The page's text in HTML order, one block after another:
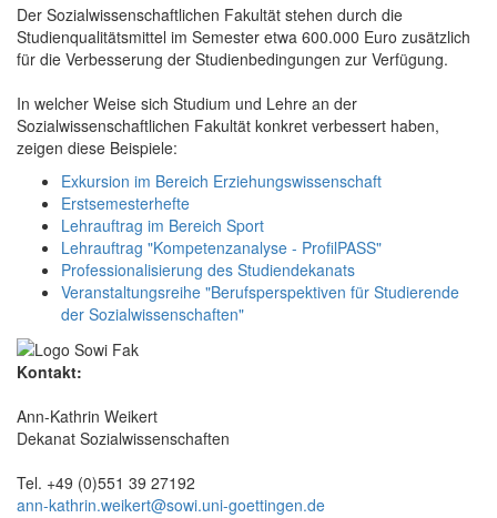
Der Sozialwissenschaftlichen Fakultät stehen durch die
Studienqualitätsmittel im Semester etwa 600.000 Euro zusätzlich
für die Verbesserung der Studienbedingungen zur Verfügung.
In welcher Weise sich Studium und Lehre an der
Sozialwissenschaftlichen Fakultät konkret verbessert haben,
zeigen diese Beispiele:
Exkursion im Bereich Erziehungswissenschaft
Erstsemesterhefte
Lehrauftrag im Bereich Sport
Lehrauftrag "Kompetenzanalyse - ProfilPASS"
Professionalisierung des Studiendekanats
Veranstaltungsreihe "Berufsperspektiven für Studierende
der Sozialwissenschaften"
Kontakt:
Ann-Kathrin Weikert
Dekanat Sozialwissenschaften
Tel. +49 (0)551 39 27192
ann-kathrin.weikert@sowi.uni-goettingen.de